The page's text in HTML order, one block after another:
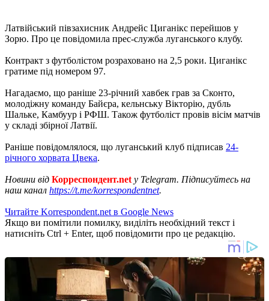
Латвійський півзахисник Андрейс Циганікс перейшов у
Зорю. Про це повідомила прес-служба луганського клубу.
Контракт з футболістом розраховано на 2,5 роки. Циганікс
гратиме під номером 97.
Нагадаємо, що раніше 23-річний хавбек грав за Сконто,
молодіжну команду Байєра, кельнську Вікторію, дубль
Шальке, Камбуур і РФШ. Також футболіст провів вісім матчів
у складі збірної Латвії.
Раніше повідомлялося, що луганський клуб підписав 24-
річного хорвата Цвека.
Новини від Корреспондент.net у Telegram. Підписуйтесь на
наш канал https://t.me/korrespondentnet.
Читайте Korrespondent.net в Google News
Якщо ви помітили помилку, виділіть необхідний текст і
натисніть Ctrl + Enter, щоб повідомити про це редакцію.